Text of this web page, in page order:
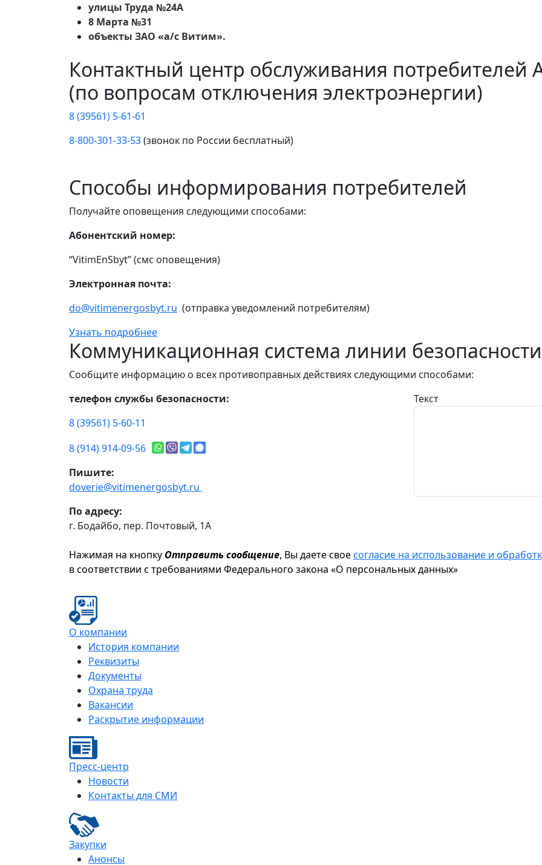
улицы Труда №24А
8 Марта №31
объекты ЗАО «а/с Витим».
Контактный центр обслуживания потребителей
(по вопросам отключения электроэнергии)
8 (39561) 5-61-61
8-800-301-33-53(звонок по России бесплатный)
Способы информирования потребителей
Получайте оповещения следующими способами:
Абонентский номер:
“VitimEnSbyt” (смс оповещения)
Электронная почта:
do@vitimenergosbyt.ru (отправка уведомлений потребителям)
Узнать подробнее
Коммуникационная система линии безопасности
Сообщите информацию о всех противоправных действиях следующими способами:
телефон службы безопасности:
8 (39561) 5-60-11
8 (914) 914-09-56
Пишите:
doverie@vitimenergosbyt.ru
По адресу:
г. Бодайбо, пер. Почтовый, 1А
Текст
Нажимая на кнопку Отправить сообщение, Вы даете своесогласие на использование и
в соответствии с требованиями Федерального закона «О персональных данных»
О компании
История компании
Реквизиты
Документы
Охрана труда
Вакансии
Раскрытие информации
Пресс-центр
Новости
Контакты для СМИ
Закупки
Анонсы